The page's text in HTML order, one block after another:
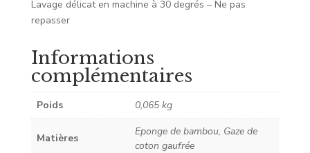
Lavage délicat en machine à 30 degrés – Ne pas
repasser
Informations
complémentaires
Poids 0,065 kg
Matières
Eponge de bambou, Gaze de
coton gaufrée